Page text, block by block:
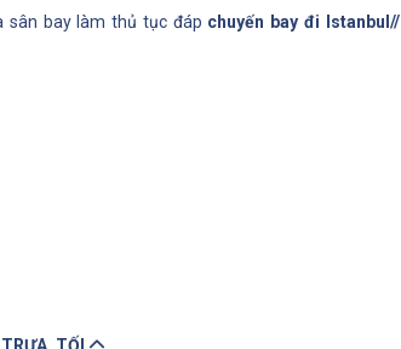
sân bay làm thủ tục đáp chuyến bay đi Istanbul//